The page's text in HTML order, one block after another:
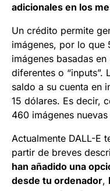
adicionales en los
Un crédito permite
imágenes, por lo que
imágenes basadas
diferentes o “inputs”.
saldo a su cuenta en
15 dólares. Es decir,
460 imágenes
Actualmente DALL-E
partir de breves
han añadido una
desde tu ordenador,